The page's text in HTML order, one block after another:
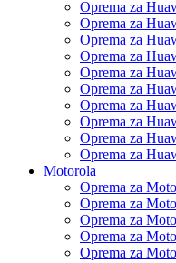
Oprema za
Oprema za
Oprema za
Oprema za
Oprema za
Oprema za
Oprema za
Oprema za
Oprema za
Oprema za
Motorola
Oprema za
Oprema za
Oprema za
Oprema za
Oprema za